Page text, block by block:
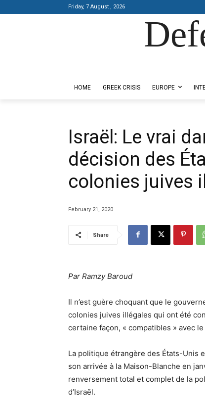
Friday, 7 August , 2026
HOME GREEK CRISIS EUROPE
Israël: Le vrai
décision des
colonies juives
February 21, 2020
Share
Par Ramzy Baroud
Il n’est guère choquant que le
colonies juives illégales qui ont été
certaine façon, « compatibles » avec
La politique étrangère des États-Unis
son arrivée à la Maison-Blanche en
renversement total et complet de la
d’Israël.